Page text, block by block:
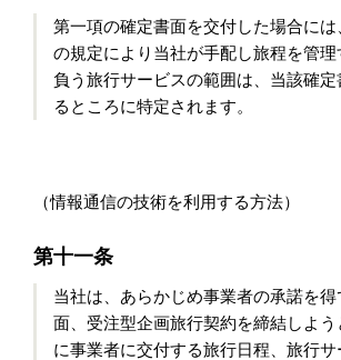
第一項の確定書面を交付した場合に
の規定により当社が手配し旅程を管理
負う旅行サービスの範囲は、当該確
るところに特定されます。
（情報通信の技術を利用する方法）
第十一条
当社は、あらかじめ事業者の承諾を
面、受注型企画旅行契約を締結しよう
に事業者に交付する旅行日程、旅行サ